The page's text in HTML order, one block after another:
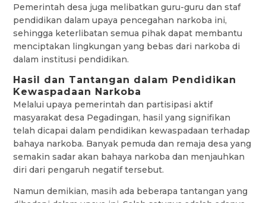
Pemerintah desa juga melibatkan guru-guru dan staf
pendidikan dalam upaya pencegahan narkoba ini,
sehingga keterlibatan semua pihak dapat membantu
menciptakan lingkungan yang bebas dari narkoba di
dalam institusi pendidikan.
Hasil dan Tantangan dalam Pendidikan
Kewaspadaan Narkoba
Melalui upaya pemerintah dan partisipasi aktif
masyarakat desa Pegadingan, hasil yang signifikan
telah dicapai dalam pendidikan kewaspadaan terhadap
bahaya narkoba. Banyak pemuda dan remaja desa yang
semakin sadar akan bahaya narkoba dan menjauhkan
diri dari pengaruh negatif tersebut.
Namun demikian, masih ada beberapa tantangan yang